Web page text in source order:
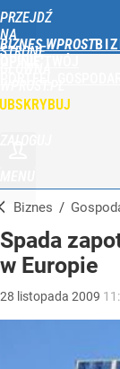
PRZEJDŹ
NA
STRONĘ
BIZNES WPROST
Biznes /
Spada
w Europie
28 listopada 2009